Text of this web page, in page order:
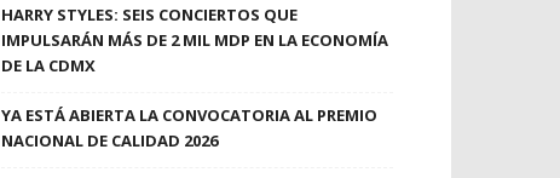
HARRY STYLES: SEIS CONCIERTOS QUE
IMPULSARÁN MÁS DE 2 MIL MDP EN LA ECONOMÍA
DE LA CDMX
YA ESTÁ ABIERTA LA CONVOCATORIA AL PREMIO
NACIONAL DE CALIDAD 2026